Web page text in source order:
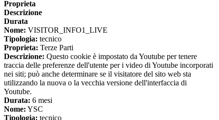
Proprieta
Descrizione
Durata
Nome: VISITOR_INFO1_LIVE
Tipologia: tecnico
Proprieta: Terze Parti
Descrizione: Questo cookie è impostato da Youtube per tenere
traccia delle preferenze dell'utente per i video di Youtube incorporati
nei siti; può anche determinare se il visitatore del sito web sta
utilizzando la nuova o la vecchia versione dell'interfaccia di
Youtube.
Durata: 6 mesi
Nome: YSC
Tipologia: tecnico